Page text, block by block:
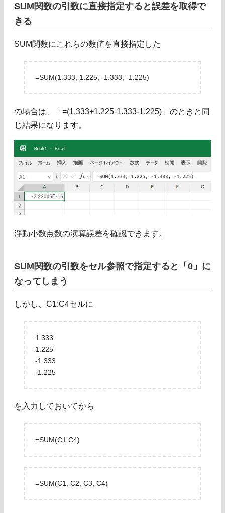
SUM関数の引数に直接指定すると誤差を取得で
きる
SUM関数にこれらの数値を直接指定した
=SUM(1.333, 1.225, -1.333, -1.225)
の場合は、「=(1.333+1.225-1.333-1.225)」のときと同
じ結果になります。
浮動小数点数の演算誤差を確認できます。
SUM関数の引数をセル参照で指定すると「0」に
なってしまう
しかし、C1:C4セルに
1.333
1.225
-1.333
-1.225
を入力しておいてから
=SUM(C1:C4)
=SUM(C1, C2, C3, C4)